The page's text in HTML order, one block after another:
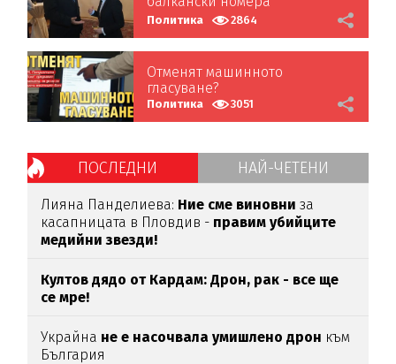
Политика 2864
Отменят машинното
гласуване?
Политика 3051
ПОСЛЕДНИ НАЙ-ЧЕТЕНИ
Лияна Панделиева: Ние сме виновниза
касапницата в Пловдив - правим убийците
медийни звезди!
Култов дядо от Кардам: Дрон, рак - все ще
се мре!
Украйна не е насочвала умишлено дрон към
България